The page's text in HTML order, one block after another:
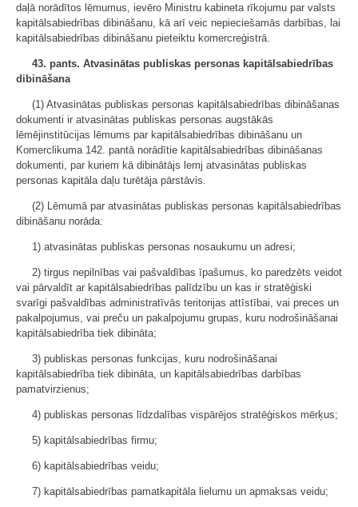
daļā norādītos lēmumus, ievēro Ministru kabineta rīkojumu par valsts
kapitālsabiedrības dibināšanu, kā arī veic nepieciešamās darbības, lai
kapitālsabiedrības dibināšanu pieteiktu komercreģistrā.
43. pants. Atvasinātas publiskas personas kapitālsabiedrības
dibināšana
(1) Atvasinātas publiskas personas kapitālsabiedrības dibināšanas
dokumenti ir atvasinātas publiskas personas augstākās
lēmējinstitūcijas lēmums par kapitālsabiedrības dibināšanu un
Komerclikuma 142. pantā norādītie kapitālsabiedrības dibināšanas
dokumenti, par kuriem kā dibinātājs lemj atvasinātas publiskas
personas kapitāla daļu turētāja pārstāvis.
(2) Lēmumā par atvasinātas publiskas personas kapitālsabiedrības
dibināšanu norāda:
1) atvasinātas publiskas personas nosaukumu un adresi;
2) tirgus nepilnības vai pašvaldības īpašumus, ko paredzēts veidot
vai pārvaldīt ar kapitālsabiedrības palīdzību un kas ir stratēģiski
svarīgi pašvaldības administratīvās teritorijas attīstībai, vai preces un
pakalpojumus, vai preču un pakalpojumu grupas, kuru nodrošināšanai
kapitālsabiedrība tiek dibināta;
3) publiskas personas funkcijas, kuru nodrošināšanai
kapitālsabiedrība tiek dibināta, un kapitālsabiedrības darbības
pamatvirzienus;
4) publiskas personas līdzdalības vispārējos stratēģiskos mērķus;
5) kapitālsabiedrības firmu;
6) kapitālsabiedrības veidu;
7) kapitālsabiedrības pamatkapitāla lielumu un apmaksas veidu;